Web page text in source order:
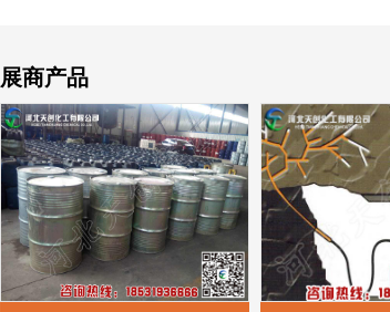
展商产品